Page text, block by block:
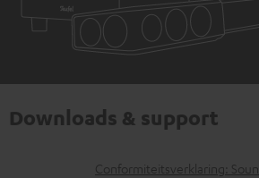
Downloads & support
D
Conformiteitsverklaring: